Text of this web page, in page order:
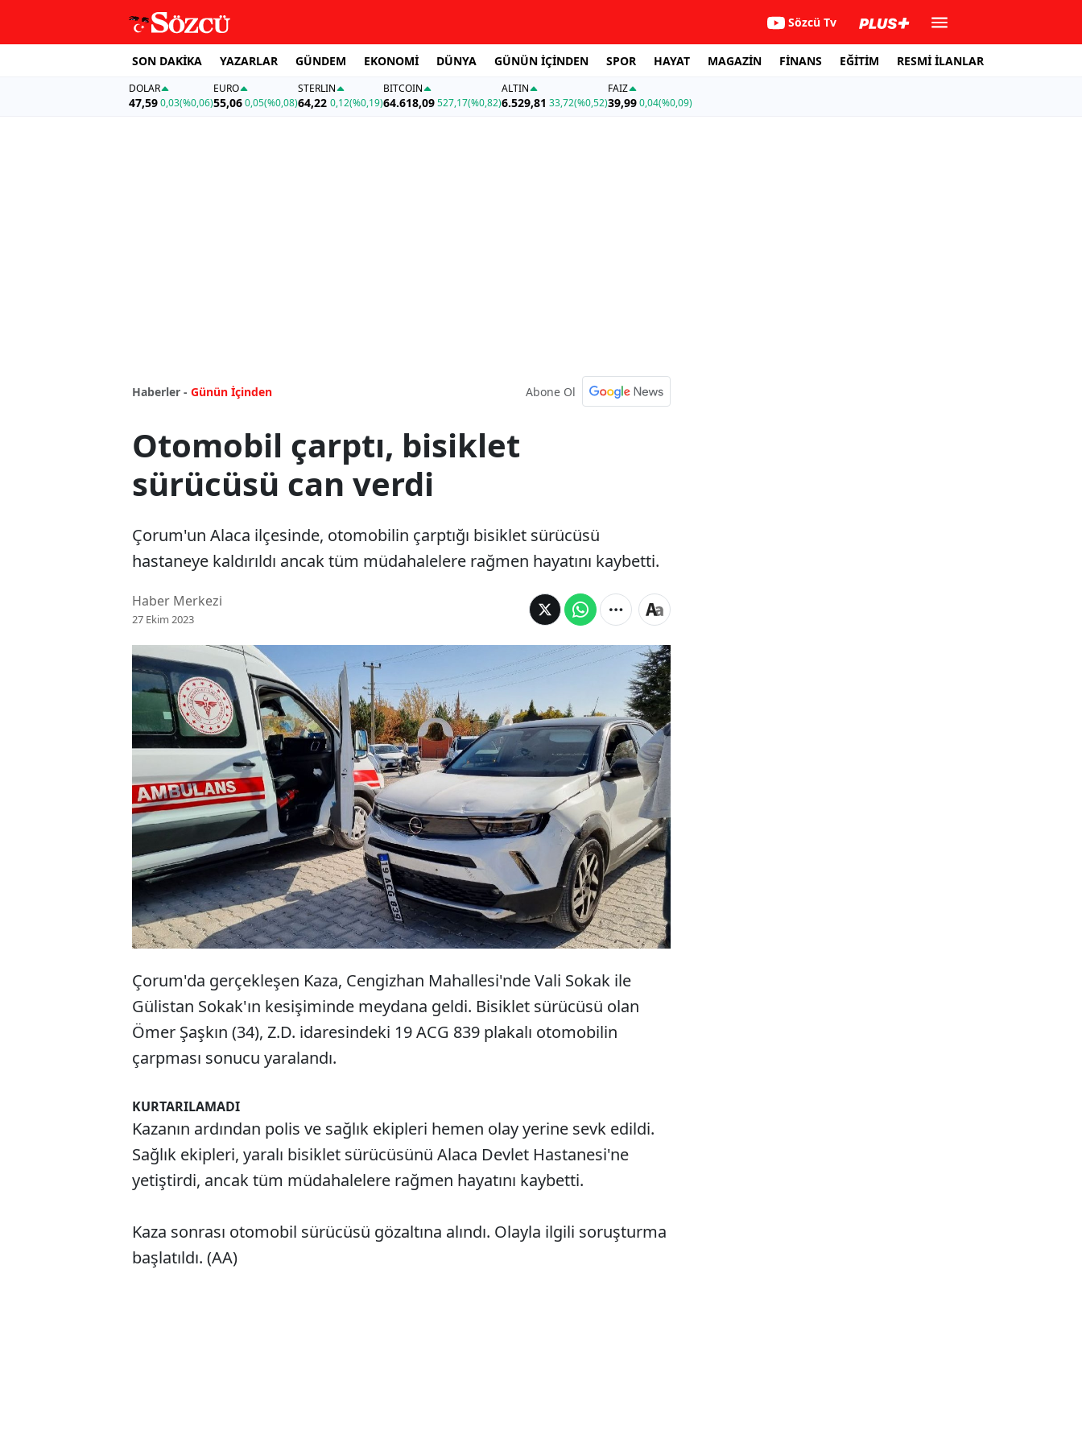
Sözcü Tv
SON DAKİKA YAZARLAR GÜNDEM EKONOMİ DÜNYA GÜNÜN İÇİNDEN SPOR HAYAT MAGAZİN FİNANS EĞİTİM RESMİ İLANLAR
DOLAR
47,590,03(%0,06)
EURO
55,06 0,05(%0,08)
STERLIN
64,22 0,12(%0,19)
BITCOIN
64.618,09527,17(%0,82)
ALTIN
6.529,81 33,72(%0,52)
FAİZ
39,990,04(%0,09)
Haberler - Günün İçinden Abone Ol
Otomobil çarptı, bisiklet
sürücüsü can verdi
Çorum'un Alaca ilçesinde, otomobilin çarptığı bisiklet sürücüsü
hastaneye kaldırıldı ancak tüm müdahalelere rağmen hayatını kaybetti.
Haber Merkezi
27 Ekim 2023
Çorum'un Alaca ilçesinde, otomobilin çarptığı bisiklet
sürücüsü hastaneye kaldırıldı ancak tüm
müdahalelere rağmen hayatını kaybetti.
Çorum'da gerçekleşen Kaza, Cengizhan Mahallesi'nde Vali Sokak ile
Gülistan Sokak'ın kesişiminde meydana geldi. Bisiklet sürücüsü olan
Ömer Şaşkın (34), Z.D. idaresindeki 19 ACG 839 plakalı otomobilin
çarpması sonucu yaralandı.
KURTARILAMADI
Kazanın ardından polis ve sağlık ekipleri hemen olay yerine sevk edildi.
Sağlık ekipleri, yaralı bisiklet sürücüsünü Alaca Devlet Hastanesi'ne
yetiştirdi, ancak tüm müdahalelere rağmen hayatını kaybetti.
Kaza sonrası otomobil sürücüsü gözaltına alındı. Olayla ilgili soruşturma
başlatıldı. (AA)